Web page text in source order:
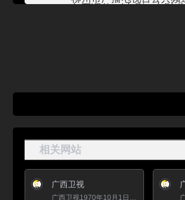
年再调整，以"剧"+电影
进行编排，以大容量、密
出方式，集中奉献 精彩
柳州市广播电 柳州市
台公共频道2018年再调整
战剧”+“谍战剧”为核心，
密集型播出，精彩纷呈，
视台包括柳州电视台（新
州市桂中大道1号。
精品栏目：
1、 2018年《精彩剧场》
剧、谍战剧，四集电视剧
事更精彩
3、
4、《影视界》
相关网站
广西卫视